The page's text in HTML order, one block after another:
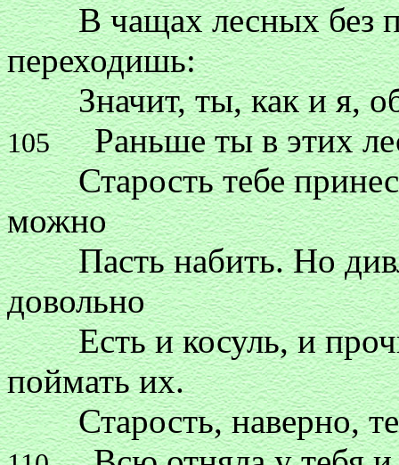
В чащах лесных без
переходишь:
Значит, ты, как и я,
105Раньше ты в этих
Старость тебе
можно
Пасть набить. Но
довольно
Есть и косуль, и
поймать их.
Старость, наверно,